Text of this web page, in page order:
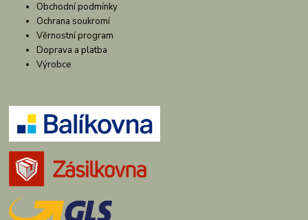
Obchodní podmínky
Ochrana soukromí
Věrnostní program
Doprava a platba
Výrobce